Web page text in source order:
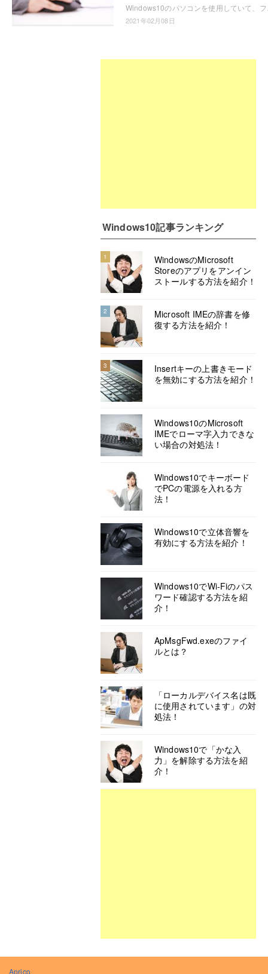
2021年02月08日
Windows10記事ランキング
1
WindowsのMicrosoft
Storeのアプリをアンイン
ストールする方法を紹介！
2
Microsoft IMEの辞書を修
復する方法を紹介！
3
Insertキーの上書きモード
を無効にする方法を紹介！
Windows10のMicrosoft
IMEでローマ字入力できな
い場合の対処法！
Windows10でキーボード
でPCの電源を入れる方
法！
Windows10で立体音響を
有効にする方法を紹介！
Windows10でWi-Fiのパス
ワード確認する方法を紹
介！
ApMsgFwd.exeのファイ
ルとは？
「ローカルデバイス名は既
に使用されています」の対
処法！
Windows10で「かな入
力」を解除する方法を紹
介！
Aprico